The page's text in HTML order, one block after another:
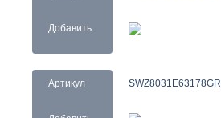
Добавить
Артикул SWZ8031E63178GR